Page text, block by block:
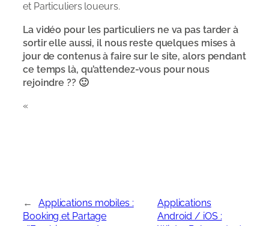
et Particuliers loueurs.
La vidéo pour les particuliers ne va pas tarder à
sortir elle aussi, il nous reste quelques mises à
jour de contenus à faire sur le site, alors pendant
ce temps là, qu’attendez-vous pour nous
rejoindre ?? 🙂
«
←
Applications mobiles :
Booking et Partage
Applications
Android / iOS :